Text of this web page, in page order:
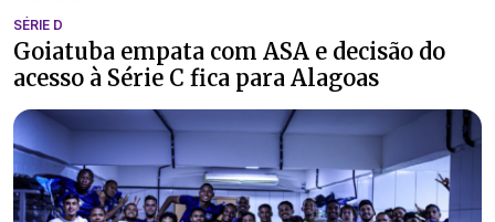
SÉRIE D
Goiatuba empata com ASA e decisão do
acesso à Série C fica para Alagoas